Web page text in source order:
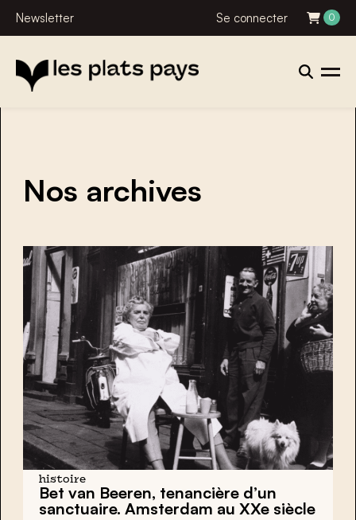
Newsletter Se connecter 0
Nos archives
histoire
Bet van Beeren, tenancière d’un
sanctuaire. Amsterdam au XXe siècle